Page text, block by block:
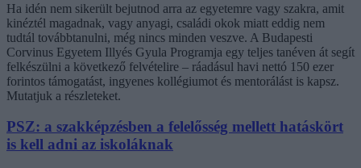
Ha idén nem sikerült bejutnod arra az egyetemre vagy szakra, amit
kinéztél magadnak, vagy anyagi, családi okok miatt eddig nem
tudtál továbbtanulni, még nincs minden veszve. A Budapesti
Corvinus Egyetem Illyés Gyula Programja egy teljes tanéven át segít
felkészülni a következő felvételire – ráadásul havi nettó 150 ezer
forintos támogatást, ingyenes kollégiumot és mentorálást is kapsz.
Mutatjuk a részleteket.
PSZ: a szakképzésben a felelősség mellett hatáskört
is kell adni az iskoláknak